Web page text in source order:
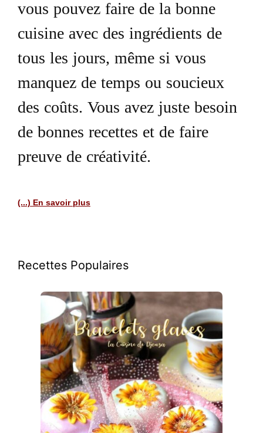
vous pouvez faire de la bonne
cuisine avec des ingrédients de
tous les jours, même si vous
manquez de temps ou soucieux
des coûts. Vous avez juste besoin
de bonnes recettes et de faire
preuve de créativité.
(...) En savoir plus
Recettes Populaires